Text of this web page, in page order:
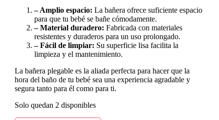
– Amplio espacio: La bañera ofrece suficiente espacio
para que tu bebé se bañe cómodamente.
– Material duradero: Fabricada con materiales
resistentes y duraderos para un uso prolongado.
– Fácil de limpiar: Su superficie lisa facilita la
limpieza y el mantenimiento.
La bañera plegable es la aliada perfecta para hacer que la
hora del baño de tu bebé sea una experiencia agradable y
segura tanto para él como para ti.
Solo quedan 2 disponibles